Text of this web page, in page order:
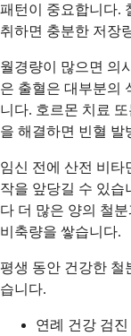
패턴이 중요합니다.
취하면 충분한 저장
월경량이 많으면 의
은 출혈은 대부분의
니다. 호르몬 치료
을 해결하면 빈혈 발
임신 전에 산전 비타
작을 앞당길 수 있습
다 더 많은 양의 철
비축량을 쌓습니다.
평생 동안 건강한 철
습니다.
연례 건강 검